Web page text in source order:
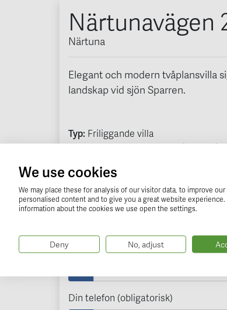
Närtunavägen
Närtuna
Elegant och modern tvåplansvilla
landskap vid sjön Sparren.
Typ: Friliggande villa
Boarea:190kvm. Areauppgifter enligt
Observera att denna bostad är
Få
Ditt namn (obligatorisk)
Din telefon (obligatorisk)
We use cookies
We may place these for analysis of our visitor data, to improve
personalised content and to give you a great website experience.
information about the cookies we use open the settings.
Deny No, adjust